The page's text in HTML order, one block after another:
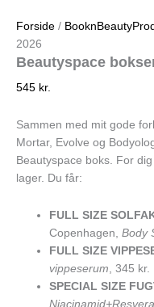
indholdet
Forside /
2026
Beautyspace
545 kr.
Sammen med mit gode
Mortar, Evolve og
Beautyspace boks. For
lager. Du får:
FULL SIZE
Copenhagen,Body
FULL SIZE
vippeserum, 345 kr.
SPECIAL SIZE